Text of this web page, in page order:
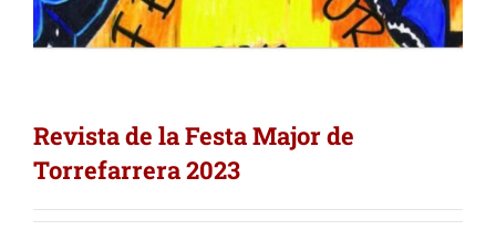
Revista de la Festa Major de
Torrefarrera 2023